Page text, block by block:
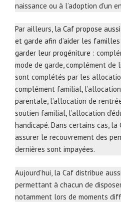
naissance ou à l’adoption d’un
Par ailleurs, la Caf propose
et garde afin d’aider les
garder leur progéniture :
mode de garde, complément de
sont complétés par les
complément familial,
parentale, l’allocation de
soutien familial, l’allocation
handicapé. Dans certains cas,
assurer le recouvrement des
dernières sont impayées.
Aujourd’hui, la Caf distribue
permettant à chacun de
notamment lors de moments